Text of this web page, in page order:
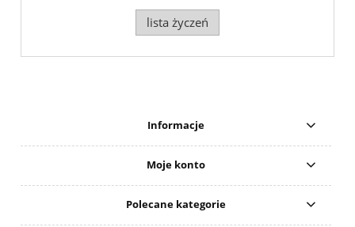
lista życzeń
Informacje
Moje konto
Polecane kategorie